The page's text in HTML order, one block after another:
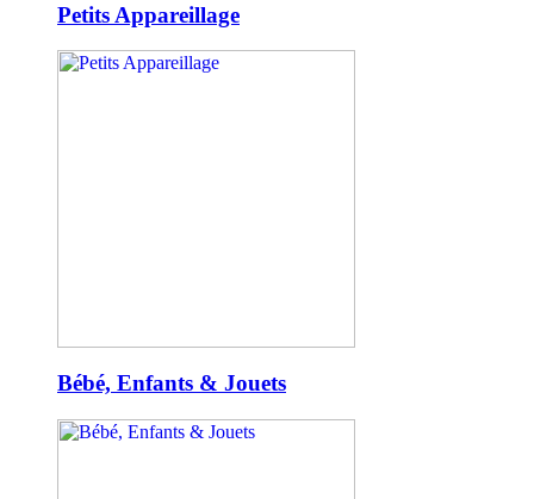
Petits Appareillage
Bébé, Enfants & Jouets